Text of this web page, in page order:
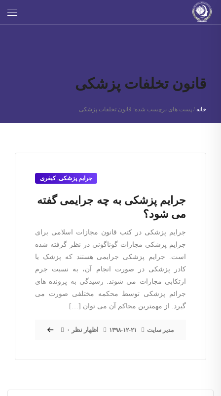
قانون تخلفات پزشکی
خانه / پست های برچسب شده: قانون تخلفات پزشکی
جرایم پزشکی,کیفری
جرایم پزشکی به چه جرایمی گفته
می شود؟
جرایم پزشکی در کتب قانون مجازات اسلامی برای
جرایم پزشکی مجازات گوناگونی در نظر گرفته شده
است. جرایم پزشکی جرایمی هستند که پزشک یا
کادر پزشکی در صورت انجام آن، به نسبت جرم
ارتکابی مجازات می شوند. رسیدگی به پرونده های
جرائم پزشکی توسط محکمه مختلفی صورت می
گیرد. از مهمترین محاکم آن می توان […]
مدیر سایت ۱۳۹۸-۱۲-۲۱ ۰ اظهار نظر